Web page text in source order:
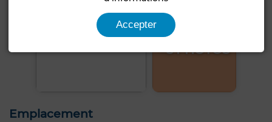
+5 PHOTOS
Emplacement
Accepter